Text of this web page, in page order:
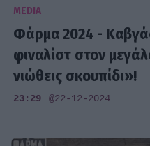
MEDIA
Φάρμα 2024 -
φιναλίστ στον
νιώθεις σκουπίδι»!
23:29 @22-12-2024